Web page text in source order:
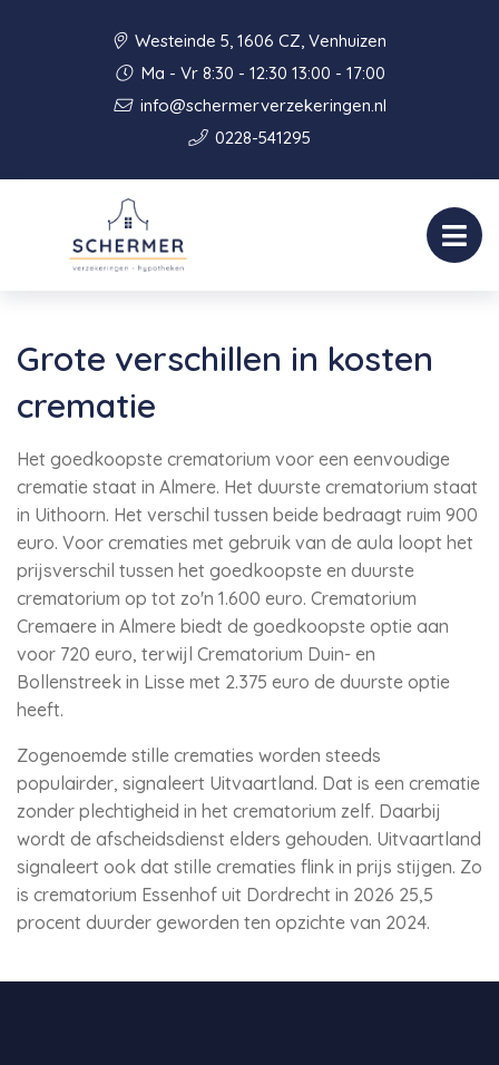
Westeinde 5, 1606 CZ, Venhuizen
Ma - Vr 8:30 - 12:30 13:00 - 17:00
info@schermerverzekeringen.nl
0228-541295
Grote verschillen in kosten
crematie
Het goedkoopste crematorium voor een eenvoudige
crematie staat in Almere. Het duurste crematorium staat
in Uithoorn. Het verschil tussen beide bedraagt ruim 900
euro. Voor crematies met gebruik van de aula loopt het
prijsverschil tussen het goedkoopste en duurste
crematorium op tot zo'n 1.600 euro. Crematorium
Cremaere in Almere biedt de goedkoopste optie aan
voor 720 euro, terwijl Crematorium Duin- en
Bollenstreek in Lisse met 2.375 euro de duurste optie
heeft.
Zogenoemde stille crematies worden steeds
populairder, signaleert Uitvaartland. Dat is een crematie
zonder plechtigheid in het crematorium zelf. Daarbij
wordt de afscheidsdienst elders gehouden. Uitvaartland
signaleert ook dat stille crematies flink in prijs stijgen. Zo
is crematorium Essenhof uit Dordrecht in 2026 25,5
procent duurder geworden ten opzichte van 2024.